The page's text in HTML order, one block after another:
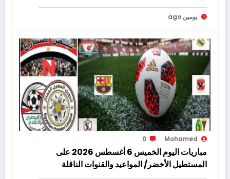
يومين ago
Mohamed
0
مباريات اليوم الخميس 6 أغسطس 2026 على
المستطيل الأخضر/ المواعيد والقنوات الناقلة